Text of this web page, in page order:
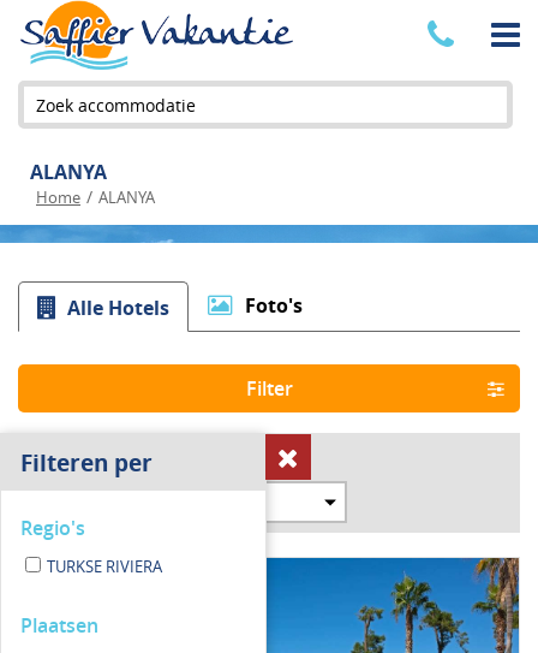
Zoek accommodatie
ALANYA
Home / ALANYA
Alle Hotels Foto's
Filter
Filteren per
Regio's
TURKSE RIVIERA
Plaatsen
26Beschikbare hotels